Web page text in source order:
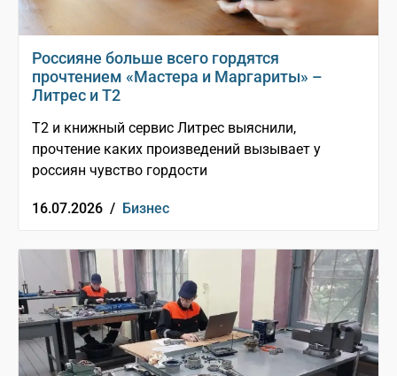
Россияне больше всего гордятся
прочтением «Мастера и Маргариты» –
Литрес и T2
T2 и книжный сервис Литрес выяснили,
прочтение каких произведений вызывает у
россиян чувство гордости
16.07.2026 / Бизнес